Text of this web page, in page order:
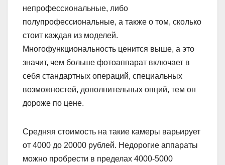
непрофессиональные, либо
полупрофессиональные, а также о том, сколько
стоит каждая из моделей.
Многофункциональность ценится выше, а это
значит, чем больше фотоаппарат включает в
себя стандартных операций, специальных
возможностей, дополнительных опций, тем он
дороже по цене.
Средняя стоимость на такие камеры варьирует
от 4000 до 20000 рублей. Недорогие аппараты
можно пробрести в пределах 4000-5000